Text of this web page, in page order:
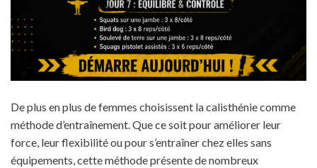
De plus en plus de femmes choisissent la calisthénie comme
méthode d’entraînement. Que ce soit pour améliorer leur
force, leur flexibilité ou pour s’entraîner chez elles sans
équipements, cette méthode présente de nombreux